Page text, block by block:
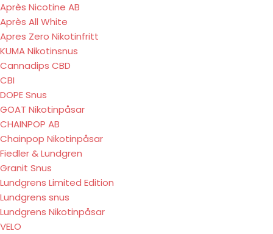
Après Nicotine AB
Après All White
Apres Zero Nikotinfritt
KUMA Nikotinsnus
Cannadips CBD
CBI
DOPE Snus
GOAT Nikotinpåsar
CHAINPOP AB
Chainpop Nikotinpåsar
Fiedler & Lundgren
Granit Snus
Lundgrens Limited Edition
Lundgrens snus
Lundgrens Nikotinpåsar
VELO